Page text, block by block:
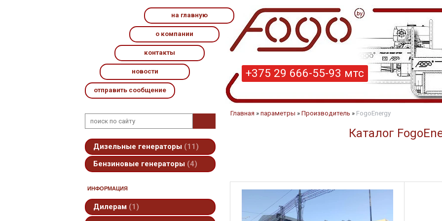
+375 29 666-55-93 мтс
на главную
о компании
контакты
новости
отправить сообщение
Дизельные генераторы
11
Бензиновые генераторы 4
ИНФОРМАЦИЯ
Дилерам
1
Главная » параметры » Производитель » FogoEnergy
Каталог